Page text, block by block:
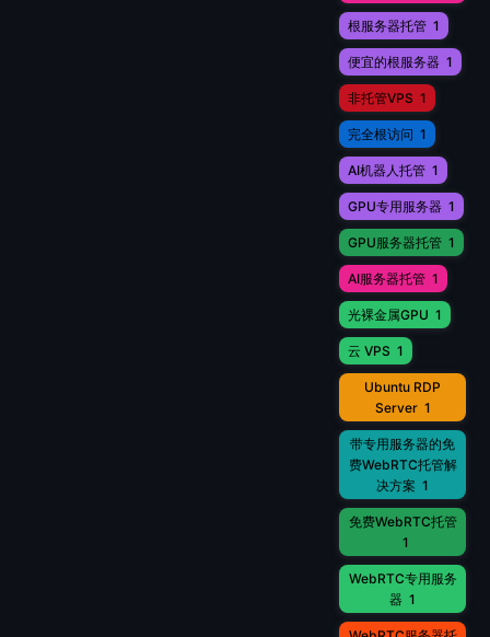
根服务器托管 1
便宜的根服务器 1
非托管VPS 1
完全根访问 1
AI机器人托管 1
GPU专用服务器 1
GPU服务器托管 1
AI服务器托管 1
光裸金属GPU 1
云 VPS 1
Ubuntu RDP
Server 1
带专用服务器的免
费WebRTC托管解
决方案 1
免费WebRTC托管
1
WebRTC专用服务
器 1